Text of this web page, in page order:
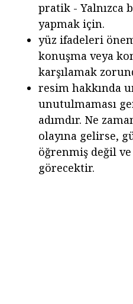
pratik - Yalnızca
yapmak için.
yüz ifadeleri
konuşma veya
karşılamak
resim hakkında
unutulmaması
adımdır. Ne
olayına gelirse,
öğrenmiş değil
görecektir.